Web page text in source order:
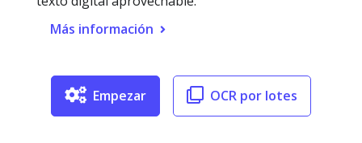
Más información
Empezar OCR por lotes